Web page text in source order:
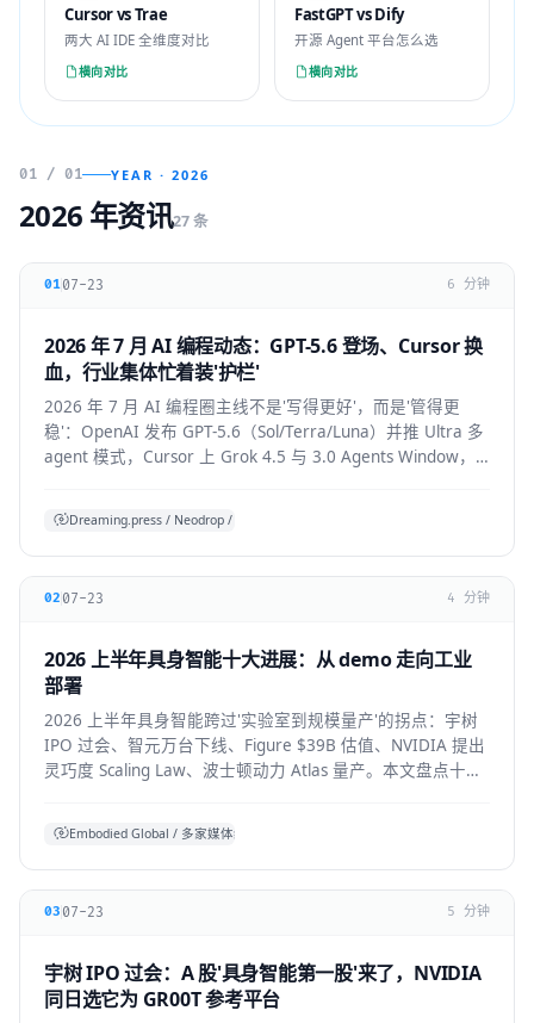
Cursor vs Trae
两大 AI IDE 全维度对比
横向对比
FastGPT vs Dify
开源 Agent 平台怎么选
横向对比
01 / 01 YEAR · 2026
2026 年资讯27 条
0107-23 6 分钟
2026 年 7 月 AI 编程动态：GPT-5.6 登场、Cursor 换
血，行业集体忙着装'护栏'
2026 年 7 月 AI 编程圈主线不是'写得更好'，而是'管得更
稳'：OpenAI 发布 GPT-5.6（Sol/Terra/Luna）并推 Ultra 多
agent 模式，Cursor 上 Grok 4.5 与 3.0 Agents Window，
Dreaming.press / Neodrop / SDD 综合
02 07-23 4 分钟
2026 上半年具身智能十大进展：从 demo 走向工业
部署
2026 上半年具身智能跨过'实验室到规模量产'的拐点：宇树
IPO 过会、智元万台下线、Figure $39B 估值、NVIDIA 提出
灵巧度 Scaling Law、波士顿动力 Atlas 量产。本文盘点十大
Embodied Global / 多家媒体综合
03 07-23 5 分钟
宇树 IPO 过会：A 股'具身智能第一股'来了，NVIDIA
同日选它为 GR00T 参考平台